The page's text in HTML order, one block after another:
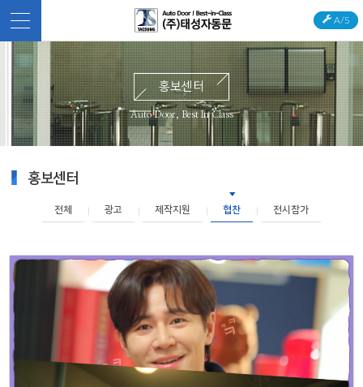
A/S
홍보센터
Auto Door, Best In Class
홍보센터
전체 광고 제작지원 협찬 전시참가